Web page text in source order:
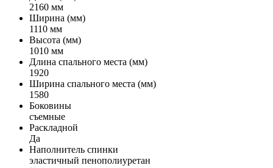
2160 мм
Ширина (мм)
1110 мм
Высота (мм)
1010 мм
Длина спального места (мм)
1920
Ширина спального места (мм)
1580
Боковины
съемные
Раскладной
Да
Наполнитель спинки
эластичный пенополиуретан